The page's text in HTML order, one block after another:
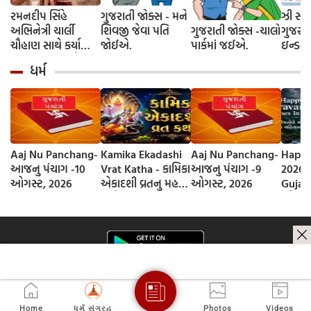
રમનદીપ સિંહે
અભિનેત્રી ચાર્લી
ચૌહાણ સાથે કર્યા
લગ્ન, જશ્નમાં ક્રિકેટ
જગતના કલાકારોની
હાજરી
ગુજરાતી જોક્સ - મને
શિવજી જેવા પતિ
જોઈએ.
ગુજરાતી જોક્સ -ચાલો
પાર્કમાં જઈએ.
ઝી
ચેરી'
રિલીઝ
ધર્મ
Aaj Nu Panchang-
આજનુ પંચાગ -10
ઓગસ્ટ, 2026
Kamika Ekadashi
Vrat Katha - કામિકા
એકાદશી વ્રતનુ મહત્વ
Aaj Nu Panchang-
આજનુ પંચાગ -9
ઓગસ્ટ, 2026
2026
આપો
સંદેશ
Home ધર્મ સંગ્રહ Photos Videos